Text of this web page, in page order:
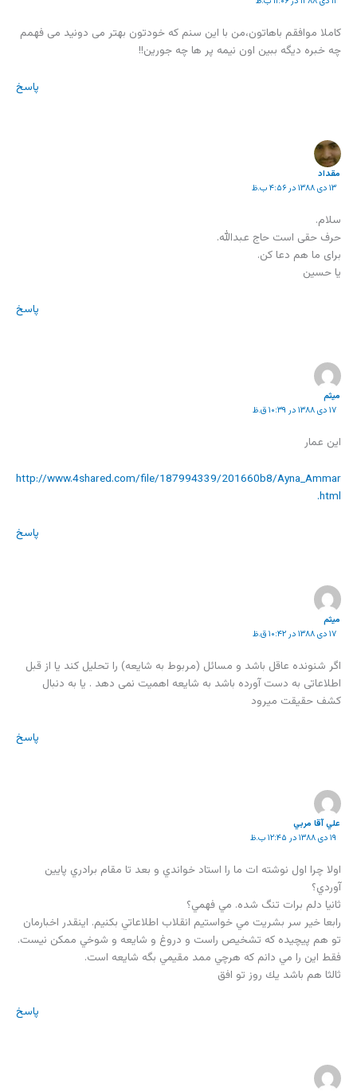
کاملا موافقم باهاتون،من با این سنم که خودتون بهتر می دونید می فهمم
چه خبره دیگه ببین اون نیمه پر ها چه جورین!!
پاسخ
مقداد
۱۳ دی ۱۳۸۸ در ۴:۵۶ ب.ظ
سلام.
حرف حقی است حاج عبدالله.
برای ما هم دعا کن.
یا حسین
پاسخ
میثم
۱۷ دی ۱۳۸۸ در ۱۰:۳۹ ق.ظ
این عمار
http://www.4shared.com/file/187994339/201660b8/Ayna_Ammar
.html
پاسخ
میثم
۱۷ دی ۱۳۸۸ در ۱۰:۴۲ ق.ظ
اگر شنونده عاقل باشد و مسائل (مربوط به شایعه) را تحلیل کند یا از قبل
اطلاعاتی به دست آورده باشد به شایعه اهمیت نمی دهد . یا به دنبال
کشف حقیقت میرود
پاسخ
علي آقا مربي
۱۹ دی ۱۳۸۸ در ۱۲:۴۵ ب.ظ
اولا چرا اول نوشته ات ما را استاد خواندي و بعد تا مقام برادري پايين
آوردي؟
ثانيا دلم برات تنگ شده. مي فهمي؟
رابعا خير سر بشريت مي خواستيم انقلاب اطلاعاتي بكنيم. اينقدر اخبارمان
تو هم پيچيده كه تشخيص راست و دروغ و شايعه و شوخي ممكن نيست.
فقط اين را مي دانم كه هرچي ممد مقيمي بگه شايعه است.
ثالثا هم باشد يك روز تو افق
پاسخ